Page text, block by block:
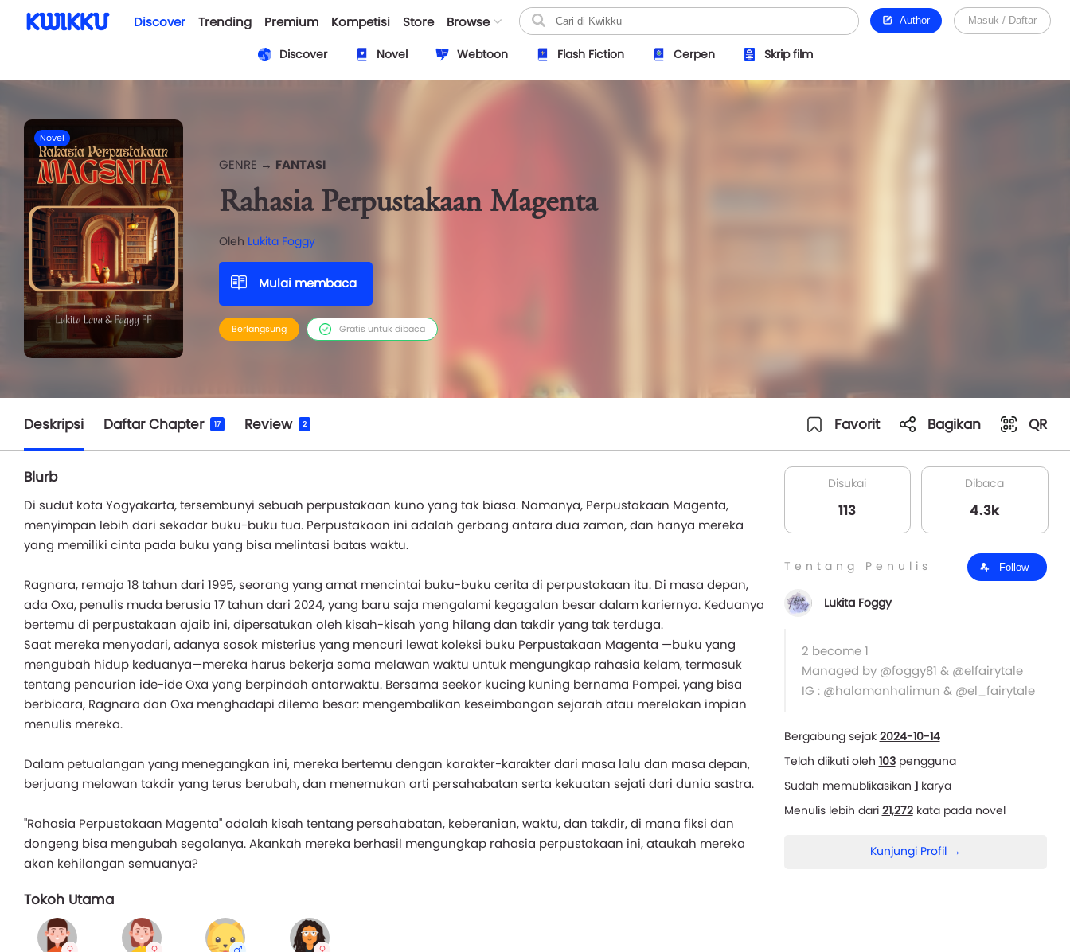
Discover Trending Premium Kompetisi Store Browse Author Masuk / Daftar
Discover Novel Webtoon Flash Fiction Cerpen Skrip film
Novel
GENRE → FANTASI
Rahasia Perpustakaan Magenta
Oleh Lukita Foggy
Mulai membaca
Berlangsung Gratis untuk dibaca
Deskripsi Daftar Chapter 17 Review 2 Favorit Bagikan QR
Blurb
Di sudut kota Yogyakarta, tersembunyi sebuah perpustakaan kuno yang tak biasa. Namanya, Perpustakaan Magenta,
menyimpan lebih dari sekadar buku-buku tua. Perpustakaan ini adalah gerbang antara dua zaman, dan hanya mereka
yang memiliki cinta pada buku yang bisa melintasi batas waktu.
Ragnara, remaja 18 tahun dari 1995, seorang yang amat mencintai buku-buku cerita di perpustakaan itu. Di masa depan,
ada Oxa, penulis muda berusia 17 tahun dari 2024, yang baru saja mengalami kegagalan besar dalam kariernya. Keduanya
bertemu di perpustakaan ajaib ini, dipersatukan oleh kisah-kisah yang hilang dan takdir yang tak terduga.
Saat mereka menyadari, adanya sosok misterius yang mencuri lewat koleksi buku Perpustakaan Magenta —buku yang
mengubah hidup keduanya—mereka harus bekerja sama melawan waktu untuk mengungkap rahasia kelam, termasuk
tentang pencurian ide-ide Oxa yang berpindah antarwaktu. Bersama seekor kucing kuning bernama Pompei, yang bisa
berbicara, Ragnara dan Oxa menghadapi dilema besar: mengembalikan keseimbangan sejarah atau merelakan impian
menulis mereka.
Dalam petualangan yang menegangkan ini, mereka bertemu dengan karakter-karakter dari masa lalu dan masa depan,
berjuang melawan takdir yang terus berubah, dan menemukan arti persahabatan serta kekuatan sejati dari dunia sastra.
"Rahasia Perpustakaan Magenta" adalah kisah tentang persahabatan, keberanian, waktu, dan takdir, di mana fiksi dan
dongeng bisa mengubah segalanya. Akankah mereka berhasil mengungkap rahasia perpustakaan ini, ataukah mereka
akan kehilangan semuanya?
Tokoh Utama
Disukai
113
Dibaca
4.3k
Tentang Penulis Follow
Lukita Foggy
2 become 1
Managed by @foggy81 & @elfairytale
IG : @halamanhalimun & @el_fairytale
Bergabung sejak 2024-10-14
Telah diikuti oleh 103pengguna
Sudah memublikasikan 1karya
Menulis lebih dari 21,272kata pada novel
Kunjungi Profil →